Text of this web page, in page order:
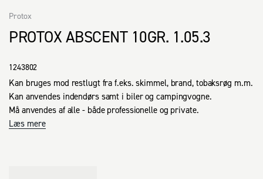
PROTOX ABSCENT 10GR. 1.05.3
Protox
1243802
Kan bruges mod restlugt fra f.eks. skimmel, brand, tobaksrøg m.m.
Kan anvendes indendørs samt i biler og campingvogne.
Må anvendes af alle - både professionelle og private.
Læs mere